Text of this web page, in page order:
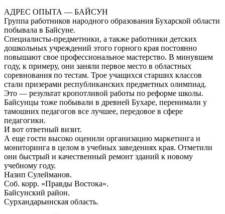
АДРЕС ОПЫТА — БАЙСУН
Группа работников народного образования Бухарской области
побывала в Байсуне.
Специалисты-предметники, а также работники детских
дошкольных учреждений этого горного края постоянно
повышают свое профессиональное мастерство. В минувшем
году, к примеру, они заняли первое место в областных
соревнования по тестам. Трое учащихся старших классов
стали призерами республиканских предметных олимпиад.
Это — результат кропотливой работы по реформе школы.
Байсунцы тоже побывали в древней Бухаре, перенимали у
тамошних педагогов все лучшее, передовое в сфере
педагогики.
И вот ответный визит.
А еще гости высоко оценили организацию маркетинга и
мониторинга в целом в учебных заведениях края. Отметили
они быстрый и качественный ремонт зданий к новому
учебному году.
Назип Сулейманов.
Соб. корр. «Правды Востока».
Байсунский район.
Сурхандарьинская область.